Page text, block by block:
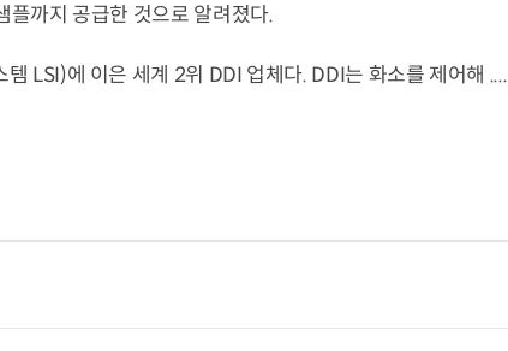
플까지 공급한 것으로 알려졌다.
LSI)에 이은 세계 2위 DDI 업체다. DDI는 화소를 제어해 ....